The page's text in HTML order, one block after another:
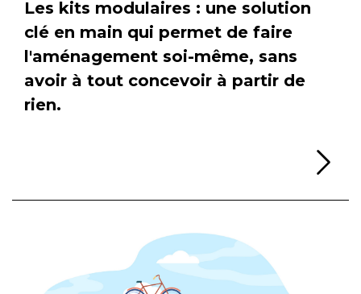
Les kits modulaires : une solution
clé en main qui permet de faire
l'aménagement soi-même, sans
avoir à tout concevoir à partir de
rien.